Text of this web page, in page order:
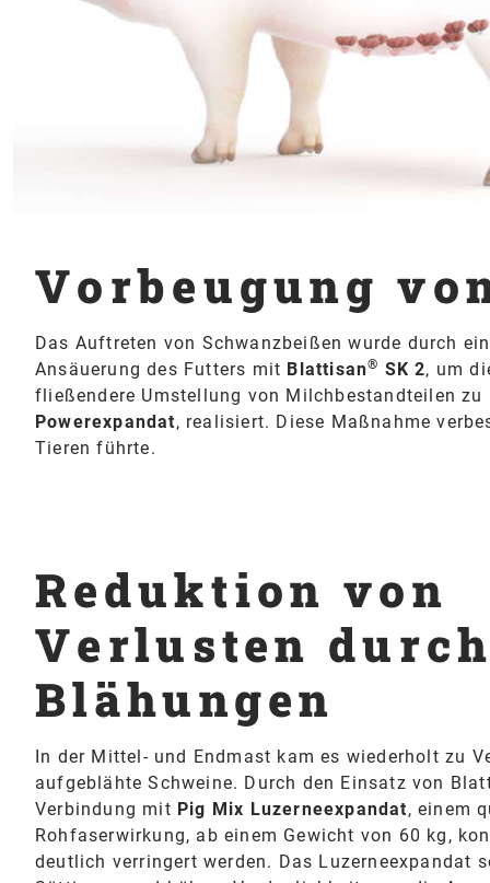
Vorbeugung
Das Auftreten von Schwanzbeißen wurde durch
Ansäuerung des Futters mit Blattisan® SK 2, um
fließendere Umstellung von Milchbestandteilen
Powerexpandat, realisiert. Diese Maßnahme
Tieren führte.
Reduktion von
Verlusten
Blähungen
In der Mittel- und Endmast kam es wiederholt zu
aufgeblähte Schweine. Durch den Einsatz von
Verbindung mit Pig Mix Luzerneexpandat, einem
Rohfaserwirkung, ab einem Gewicht von 60 kg,
deutlich verringert werden. Das Luzerneexpandat